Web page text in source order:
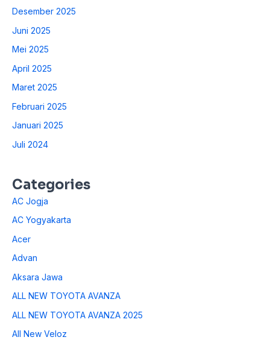
Desember 2025
Juni 2025
Mei 2025
April 2025
Maret 2025
Februari 2025
Januari 2025
Juli 2024
Categories
AC Jogja
AC Yogyakarta
Acer
Advan
Aksara Jawa
ALL NEW TOYOTA AVANZA
ALL NEW TOYOTA AVANZA 2025
All New Veloz